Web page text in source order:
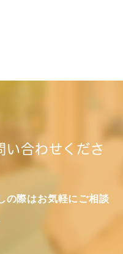
い合わせくださ
の際はお気軽にご相談